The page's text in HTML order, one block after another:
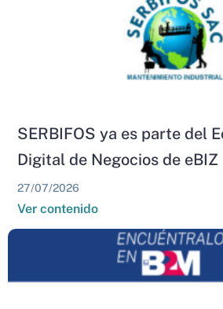
SERBIFOS ya es parte del
Digital de Negocios de eBIZ
27/07/2026
Ver contenido